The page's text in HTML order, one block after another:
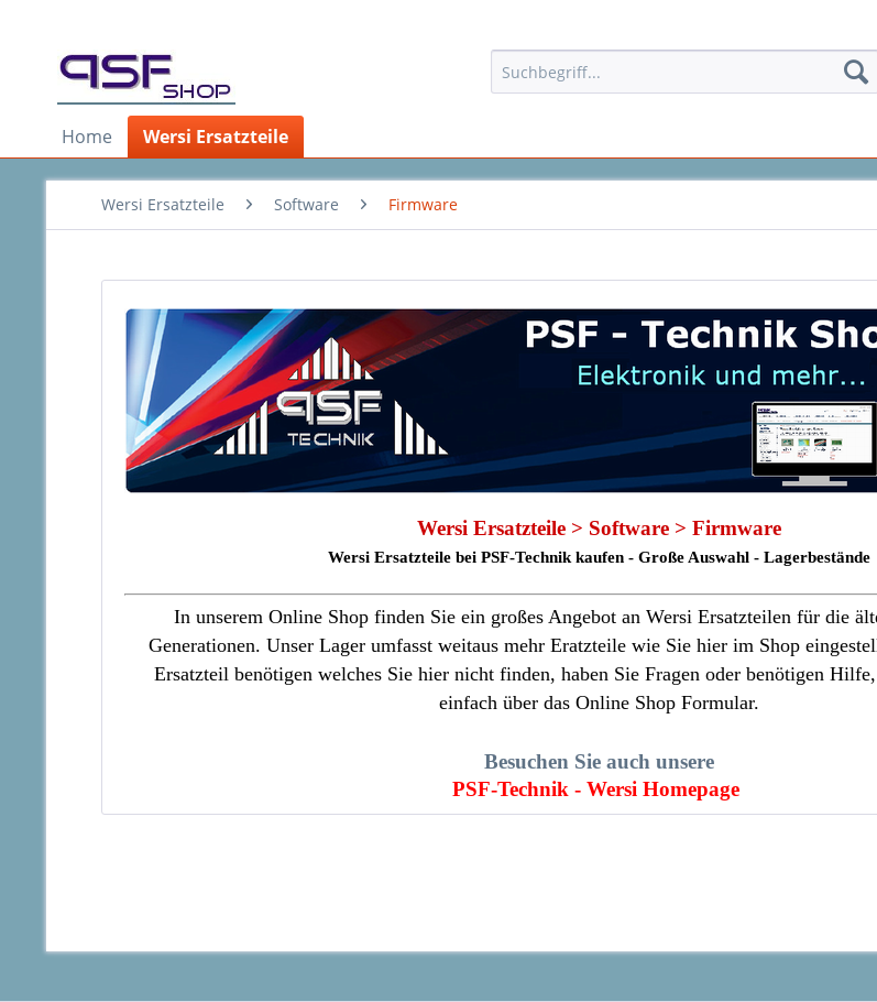
Home Wersi Ersatzteile
Wersi Ersatzteile Software Firmware
Wersi Ersatzteile > Software > Firmware
Wersi Ersatzteile bei PSF-Technik kaufen - Große Auswahl - Lagerbestände
In unserem Online Shop finden Sie ein großes Angebot an Wersi Ersatzteilen für die
Generationen. Unser Lager umfasst weitaus mehr Eratzteile wie Sie hier im Shop
Ersatzteil benötigen welches Sie hier nicht finden, haben Sie Fragen oder benötigen
einfach über das Online Shop Formular.
Besuchen Sie auch unsere
PSF-Technik - Wersi Homepage